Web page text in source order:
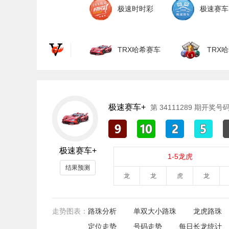
极速时时彩 极速赛车
TRX哈希赛车 TRX
极速赛车+ 第 34111289 期开奖号
极速赛车+
结果预测
1-5龙虎
龙 龙 虎 龙
走势图表： 路珠分析 单双大小路珠
龙虎路珠
定位走势
号码走势 每日长龙统计